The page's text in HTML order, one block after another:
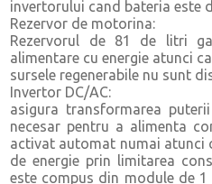
invertorului cand bateria este
Rezervor de motorina:
Rezervorul de 81 de litri
alimentare cu energie atunci
sursele regenerabile nu sunt
Invertor DC/AC:
asigura transformarea
necesar pentru a alimenta
activat automat numai atunci
de energie prin limitarea
este compus din module de